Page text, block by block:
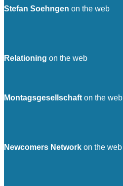
Stefan Soehngen on the web
Relationing on the web
Montagsgesellschaft on the web
Newcomers Network on the web